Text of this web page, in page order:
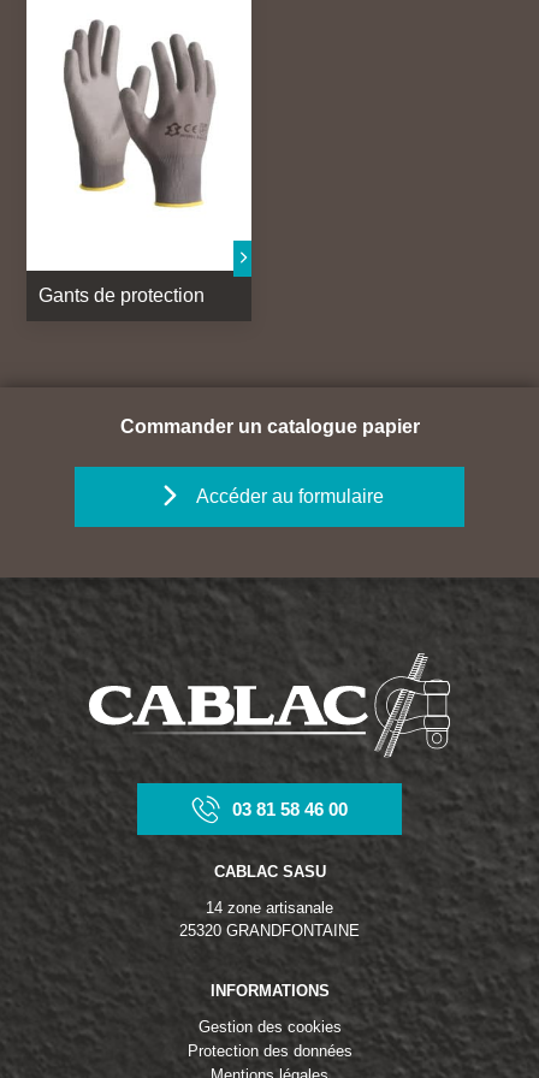
Gants de protection
Commander un catalogue papier
Accéder au formulaire
03 81 58 46 00
CABLAC SASU
14 zone artisanale
25320 GRANDFONTAINE
INFORMATIONS
Gestion des cookies
Protection des données